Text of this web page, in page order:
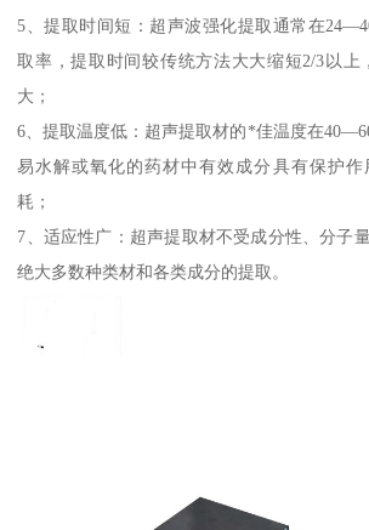
5、提取时间短：超声波强化提取通常在
取率，提取时间较传统方法大大缩短2/3以上
大；
6、提取温度低：超声提取材的*佳温度在
易水解或氧化的药材中有效成分具有保护
耗；
7、适应性广：超声提取材不受成分性、分子
绝大多数种类材和各类成分的提取。